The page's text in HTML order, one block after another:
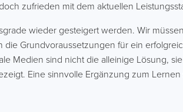
zufrieden mit dem aktuellen
wieder gesteigert werden. Wir
Grundvoraussetzungen für ein
Medien sind nicht die alleinige Lösung,
Eine sinnvolle Ergänzung zum Lernen